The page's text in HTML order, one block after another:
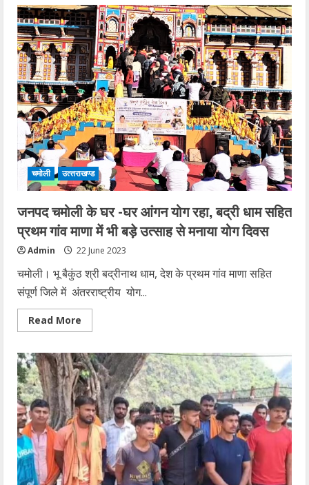
ने
प्राधिकरण
में
कार्यरत
सहायक
अभियंता
की
अज्ञात
स्त्रोत
से
एकत्रित
की
गई
आय
संपत्ति
की
जांच
के
दिए
निर्देश,
जांच
दबाने
सेटिंग
लगा
चमोली उत्‍तराखण्‍ड
जनपद चमोली के घर -घर आंगन योग रहा, बद्री धाम सहित
प्रथम गांव माणा में भी बड़े उत्साह से मनाया योग दिवस
Admin 22 June 2023
चमोली। भू बैकुंठ श्री बद्रीनाथ धाम, देश के प्रथम गांव माणा सहित
संपूर्ण जिले में अंतरराष्ट्रीय योग...
Read More
more
चमोली
के
घर
-घर
आंगन
योग
रहा,
बद्री
धाम
सहित
प्रथम
गांव
माणा